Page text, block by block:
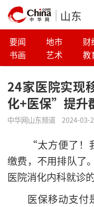
山东
要闻 地市 财
书画
艺术 教
24家医院实现
化+医保”提升
中华网山东频道 2024-03-
“太方便了！
缴费，不用排队了
医院消化内科就诊
医保移动支付